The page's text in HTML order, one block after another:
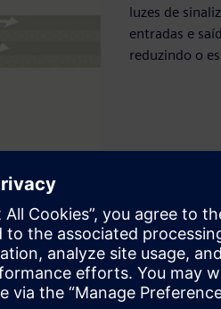
luzes de
entradas e
reduzindo o